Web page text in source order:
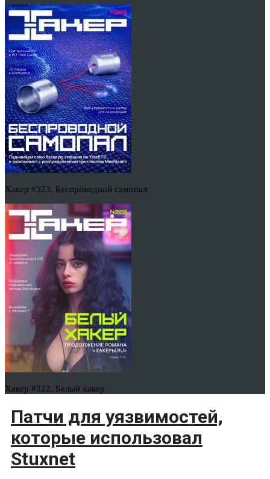
Хакер #323. Беспроводной самопал
Хакер #322. Белый хакер
Патчи для уязвимостей,
которые использовал
Stuxnet